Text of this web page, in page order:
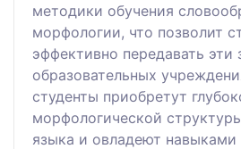
методики обучения
морфологии, что позволит
эффективно передавать эти
образовательных
студенты приобретут
морфологической
языка и овладеют навыками